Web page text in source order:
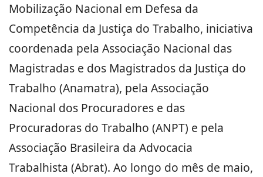
Mobilização Nacional em Defesa da
Competência da Justiça do Trabalho, iniciativa
coordenada pela Associação Nacional das
Magistradas e dos Magistrados da Justiça do
Trabalho (Anamatra), pela Associação
Nacional dos Procuradores e das
Procuradoras do Trabalho (ANPT) e pela
Associação Brasileira da Advocacia
Trabalhista (Abrat). Ao longo do mês de maio,